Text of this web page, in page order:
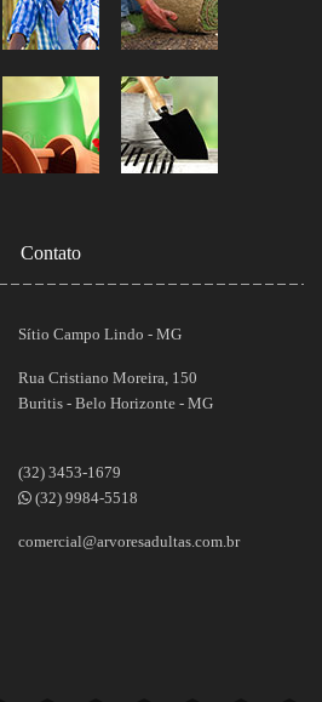
Contato
Sítio Campo Lindo - MG
Rua Cristiano Moreira, 150
Buritis - Belo Horizonte - MG
(32) 3453-1679
(32) 9984-5518
comercial@arvoresadultas.com.br